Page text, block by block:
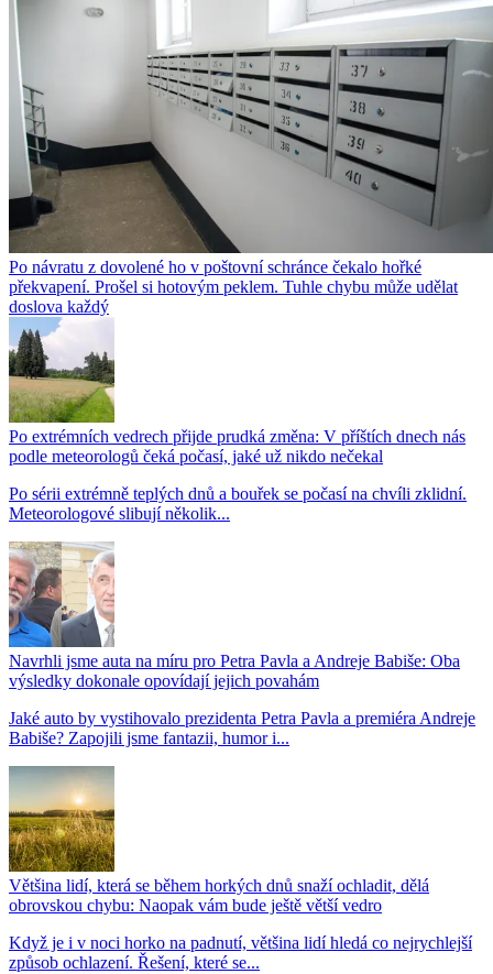
Po návratu z dovolené ho v poštovní schránce čekalo hořké
překvapení. Prošel si hotovým peklem. Tuhle chybu může udělat
doslova každý
Po extrémních vedrech přijde prudká změna: V příštích dnech nás
podle meteorologů čeká počasí, jaké už nikdo nečekal
Po sérii extrémně teplých dnů a bouřek se počasí na chvíli zklidní.
Meteorologové slibují několik...
Navrhli jsme auta na míru pro Petra Pavla a Andreje Babiše: Oba
výsledky dokonale opovídají jejich povahám
Jaké auto by vystihovalo prezidenta Petra Pavla a premiéra Andreje
Babiše? Zapojili jsme fantazii, humor i...
Většina lidí, která se během horkých dnů snaží ochladit, dělá
obrovskou chybu: Naopak vám bude ještě větší vedro
Když je i v noci horko na padnutí, většina lidí hledá co nejrychlejší
způsob ochlazení. Řešení, které se...